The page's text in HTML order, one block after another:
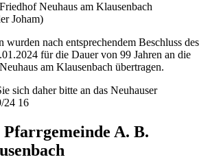
Neuhaus am Klausenbach
Joham)
wurden nach entsprechendem Beschluss des
für die Dauer von 99 Jahren an die
am Klausenbach übertragen.
sich daher bitte an das Neuhauser
24 16
Pfarrgemeinde A. B.